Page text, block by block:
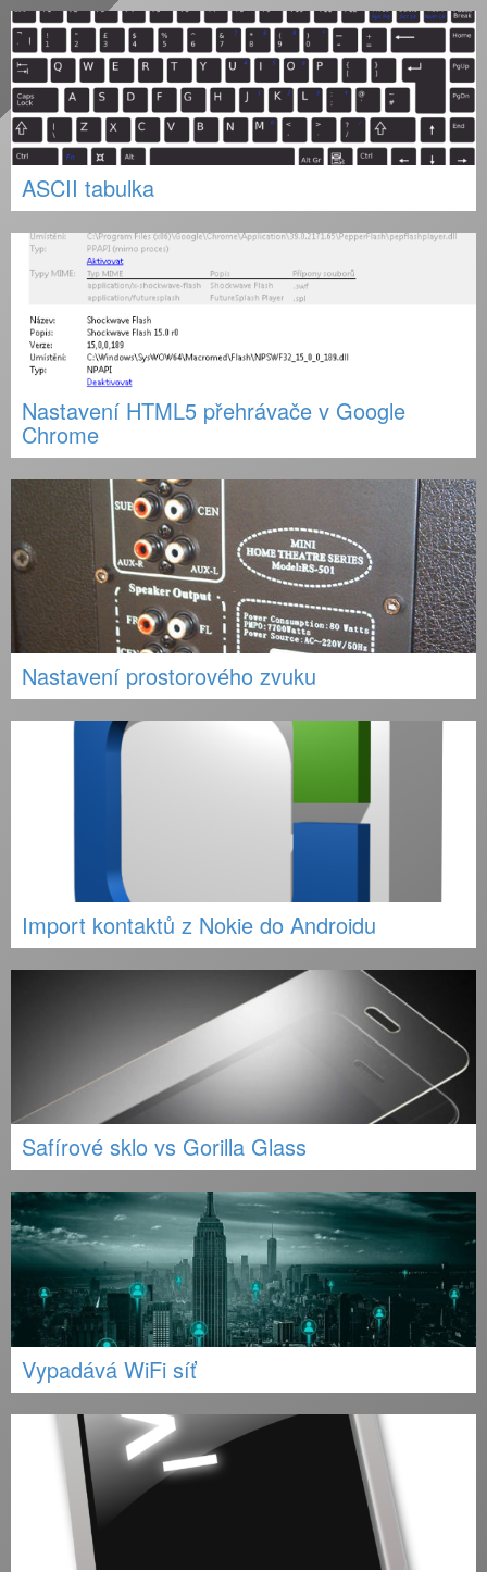
ASCII tabulka
Nastavení HTML5 přehrávače v Google
Chrome
Nastavení prostorového zvuku
Import kontaktů z Nokie do Androidu
Safírové sklo vs Gorilla Glass
Vypadává WiFi síť